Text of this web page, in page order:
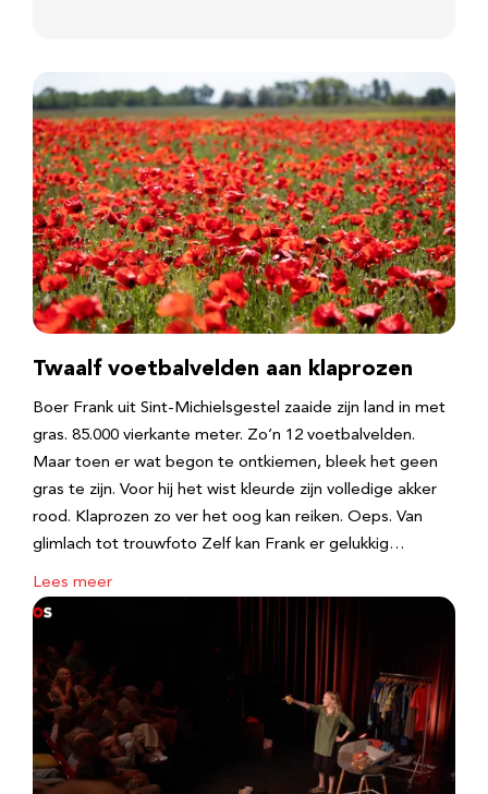
Twaalf voetbalvelden aan klaprozen
Boer Frank uit Sint-Michielsgestel zaaide zijn land in met
gras. 85.000 vierkante meter. Zo’n 12 voetbalvelden.
Maar toen er wat begon te ontkiemen, bleek het geen
gras te zijn. Voor hij het wist kleurde zijn volledige akker
rood. Klaprozen zo ver het oog kan reiken. Oeps. Van
glimlach tot trouwfoto Zelf kan Frank er gelukkig…
Lees meer